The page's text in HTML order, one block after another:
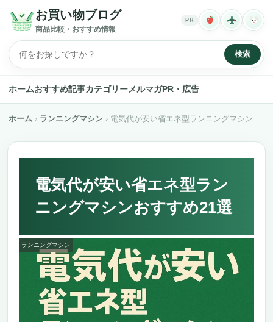
お買い物ブログ
商品比較・おすすめ情報
検索
PR
ホームおすすめ記事カテゴリーメルマガPR・広告
ホーム ランニングマシン 電気代が安い省エネ型ランニングマシンおすすめ21選
電気代が安い省エネ型ラン
ニングマシンおすすめ21選
ランニングマシン